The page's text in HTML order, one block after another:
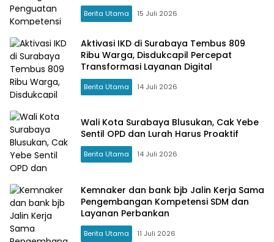
Berita Utama 15 Juli 2026
Aktivasi IKD di Surabaya Tembus 809
Ribu Warga, Disdukcapil Percepat
Transformasi Layanan Digital
Berita Utama 14 Juli 2026
Wali Kota Surabaya Blusukan, Cak Yebe
Sentil OPD dan Lurah Harus Proaktif
Berita Utama 14 Juli 2026
Kemnaker dan bank bjb Jalin Kerja Sama
Pengembangan Kompetensi SDM dan
Layanan Perbankan
Berita Utama 11 Juli 2026